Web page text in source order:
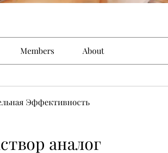
Members About
Эффективность
аналог